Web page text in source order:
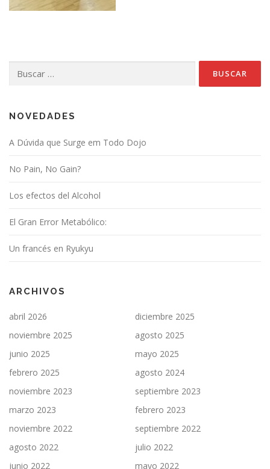
NOVEDADES
A Dúvida que Surge em Todo Dojo
No Pain, No Gain?
Los efectos del Alcohol
El Gran Error Metabólico:
Un francés en Ryukyu
ARCHIVOS
abril 2026
diciembre 2025
noviembre 2025
agosto 2025
junio 2025
mayo 2025
febrero 2025
agosto 2024
noviembre 2023
septiembre 2023
marzo 2023
febrero 2023
noviembre 2022
septiembre 2022
agosto 2022
julio 2022
junio 2022
mayo 2022